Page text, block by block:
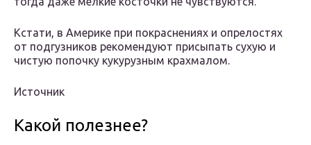
Кстати, в Америке при покраснениях и опрелостях
от подгузников рекомендуют присыпать сухую и
чистую попочку кукурузным крахмалом.
Источник
Какой полезнее?